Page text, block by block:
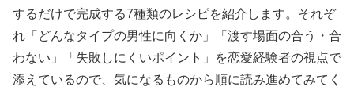
するだけで完成する7種類のレシピを紹介します。それぞ
れ「どんなタイプの男性に向くか」「渡す場面の合う・合
わない」「失敗しにくいポイント」を恋愛経験者の視点で
添えているので、気になるものから順に読み進めてみてく